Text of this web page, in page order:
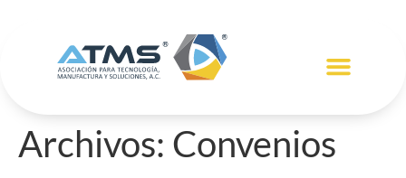
Archivos: Convenios